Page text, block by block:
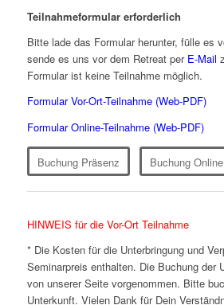
Teilnahmeformular erforderlich
Bitte lade das Formular herunter, fülle es
sende es uns vor dem Retreat per E-Mail
Formular ist keine Teilnahme möglich.
Formular Vor-Ort-Teilnahme (Web-PDF)
Formular Online-Teilnahme (Web-PDF)
Buchung Präsenz Buchung Online
HINWEIS für die Vor-Ort Teilnahme
* Die Kosten für die Unterbringung und
Seminarpreis enthalten. Die Buchung der
von unserer Seite vorgenommen. Bitte
Unterkunft. Vielen Dank für Dein